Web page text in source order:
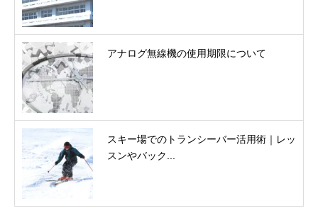
アナログ無線機の使用期限について
スキー場でのトランシーバー活用術｜レッ
スンやバック...